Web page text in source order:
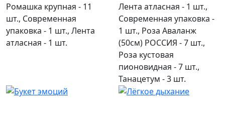
Ромашка крупная - 11
шт., Современная
упаковка - 1 шт., Лента
атласная - 1 шт.
Лента атласная - 1 шт.,
Современная упаковка -
1 шт., Роза Аваланж
(50см) РОССИЯ - 7 шт.,
Роза кустовая
пионовидная - 7 шт.,
Танацетум - 3 шт.